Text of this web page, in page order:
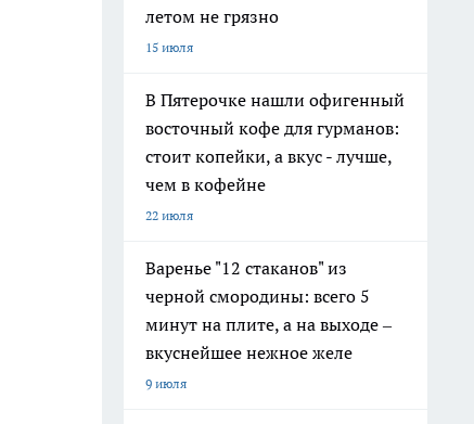
летом не грязно
15 июля
В Пятерочке нашли офигенный
восточный кофе для гурманов:
стоит копейки, а вкус - лучше,
чем в кофейне
22 июля
Варенье "12 стаканов" из
черной смородины: всего 5
минут на плите, а на выходе –
вкуснейшее нежное желе
9 июля